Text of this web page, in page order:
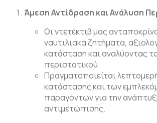
Άμεση Αντίδραση και Ανάλυση
Οι ντετέκτιβ μας
ναυτιλιακά ζητήματα,
κατάσταση και αναλύοντας
περιστατικού.
Πραγματοποιείται
κατάστασης και των
παραγόντων για την
αντιμετώπισης.